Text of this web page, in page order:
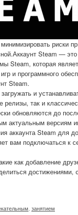
риски
Steam —
Steam, которая
и программного
Steam.
и
релизы, так и
обновляются до
актуальным версиям
аккаунта Steam для
вам подключаться к
как добавление
достижениями,
занятием